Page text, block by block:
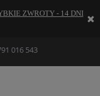
ZWROTY - 14 DNI
016 543